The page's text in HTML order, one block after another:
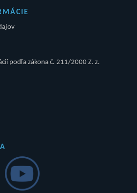
podľa zákona č. 211/2000 Z. z.